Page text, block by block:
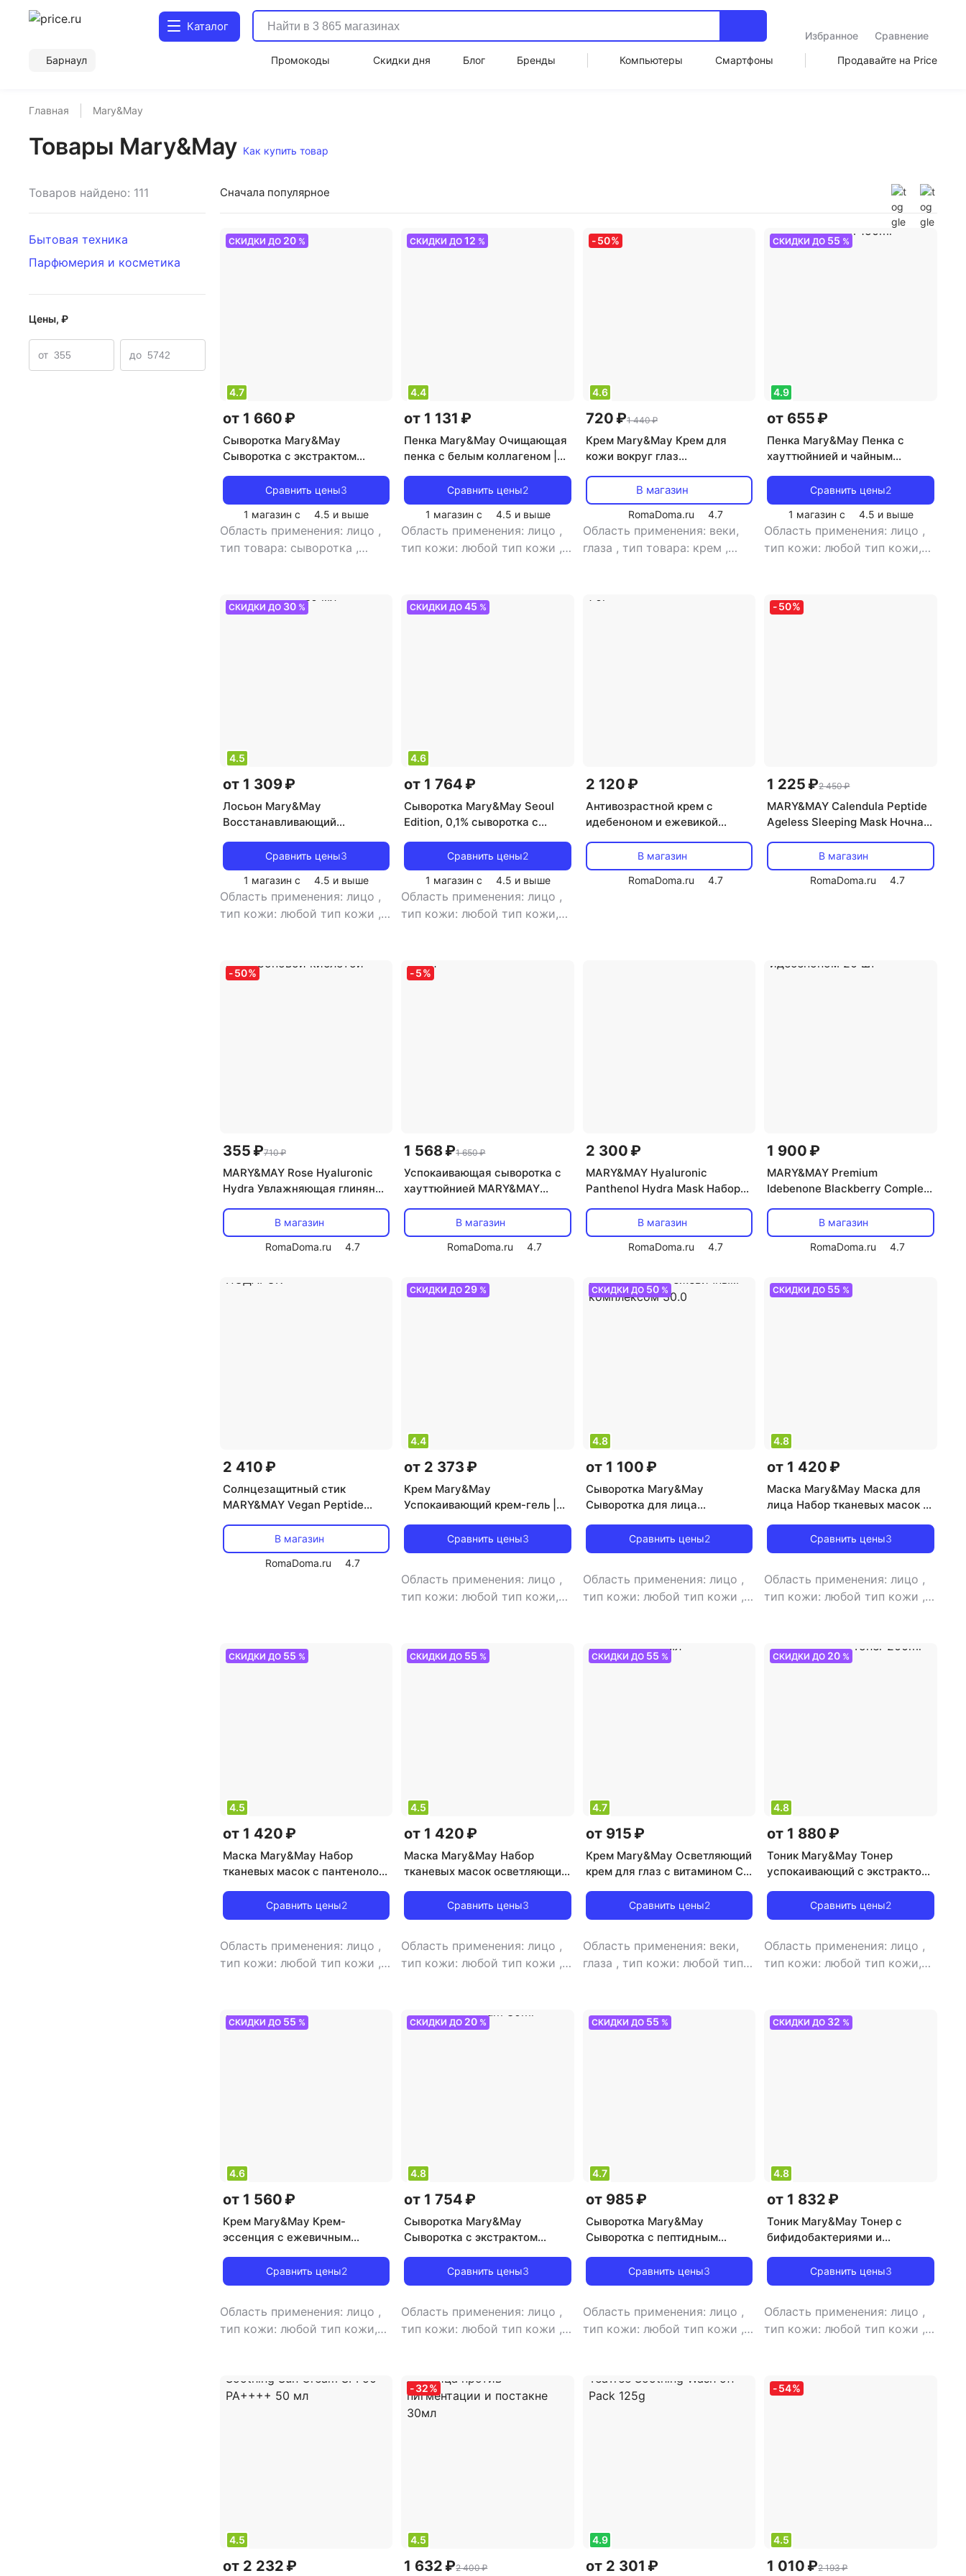
Каталог
Избранное
Сравнение
Барнаул
Промокоды Скидки дня Блог Бренды Компьютеры Смартфоны Продавайте на Price
Главная Mary&May
Товары Mary&May Как купить товар
Товаров найдено: 111
Бытовая техника
Парфюмерия и косметика
Цены, ₽
от до
Сначала популярное
СКИДКИ ДО 20%
4.7
от 1 660 ₽
Сыворотка Mary&May
Сыворотка с экстрактом
Asiatica Serum 30ml
Сравнить цены3
1 магазин с
4.5 и выше
Область применения: лицо ,
тип товара: сыворотка ,
СКИДКИ ДО12 %
4.4
от 1 131 ₽
Пенка Mary&May Очищающая
пенка с белым коллагеном |
Сравнить цены2
1 магазин с
4.5 и выше
Область применения: лицо ,
тип кожи: любой тип кожи ,
-50%
4.6
720 ₽1 440 ₽
Крем Mary&May Крем для
кожи вокруг глаз
Acid+ Glutathion Eye Cream
12мл
В магазин
RomaDoma.ru 4.7
Область применения: веки,
глаза , тип товара: крем ,
СКИДКИ ДО 55 %
4.9
от 655 ₽
Пенка Mary&May Пенка с
хауттюйнией и чайным
+ Tea Tree Cleansing Foam
150ml
Сравнить цены2
1 магазин с
4.5 и выше
Область применения: лицо ,
тип кожи: любой тип кожи,
анти-акне, антистресс,
очищение
СКИДКИ ДО 30%
4.5
от 1 309 ₽
Лосьон Mary&May
Восстанавливающий
витамином С Vitamin C+ Bifida
Lotion 120 мл
Сравнить цены3
1 магазин с
4.5 и выше
Область применения: лицо ,
тип кожи: любой тип кожи ,
СКИДКИ ДО45 %
4.6
от 1 764 ₽
Сыворотка Mary&May Seoul
Edition, 0,1% сыворотка с
отдушек, 80 млСравнить цены2
1 магазин с
4.5 и выше
Область применения: лицо ,
тип кожи: любой тип кожи,
акне, антивозрастной,
антистресс, избавление от
2 120 ₽
Антивозрастной крем с
идебеноном и ежевикой
Blackberry Intense Cream 70г
В магазин
RomaDoma.ru
4.7
-50%
1 225 ₽2 450 ₽
MARY&MAY Calendula Peptide
Ageless Sleeping Mask Ночная
пептидамиВ магазин
RomaDoma.ru
4.7
-50%
355 ₽710 ₽
MARY&MAY Rose Hyaluronic
Hydra Увлажняющая глиняная
В магазин
RomaDoma.ru
4.7
-5%
1 568 ₽1 650 ₽
Успокаивающая сыворотка с
хауттюйнией MARY&MAY
Serum 30млВ магазин
RomaDoma.ru
4.7
2 300 ₽
MARY&MAY Hyaluronic
Panthenol Hydra Mask Набор
пантенолом 30шт
В магазин
RomaDoma.ru
4.7
1 900 ₽
MARY&MAY Premium
Idebenone Blackberry Complex
с идебеноном 20 шт
В магазин
RomaDoma.ru
4.7
2 410 ₽
Солнцезащитный стик
MARY&MAY Vegan Peptide
PA++ 18г + Сыворотка В
ПОДАРОК
В магазин
RomaDoma.ru
4.7
СКИДКИ ДО 29 %
4.4
от 2 373 ₽
Крем Mary&May
Успокаивающий крем-гель |
Cream 70млСравнить цены3
Область применения: лицо ,
тип кожи: любой тип кожи,
анти-акне, антистресс,
питание, увлажнение
СКИДКИ ДО 50%
4.8
от 1 100 ₽
Сыворотка Mary&May
Сыворотка для лица
идебеноном и ежевичным
комплексом 30.0
Сравнить цены2
Область применения: лицо ,
тип кожи: любой тип кожи ,
питание
СКИДКИ ДО 55 %
4.8
от 1 420 ₽
Маска Mary&May Маска для
лица Набор тканевых масок c
Сравнить цены3
Область применения: лицо ,
тип кожи: любой тип кожи ,
СКИДКИ ДО 55 %
4.5
от 1 420 ₽
Маска Mary&May Набор
тканевых масок c пантенолом
Mask 30eaСравнить цены2
Область применения: лицо ,
тип кожи: любой тип кожи ,
СКИДКИ ДО 55 %
4.5
от 1 420 ₽
Маска Mary&May Набор
тканевых масок осветляющих
Brightening Mask 30ea
Сравнить цены3
Область применения: лицо ,
тип кожи: любой тип кожи ,
СКИДКИ ДО 55 %
4.7
от 915 ₽
Крем Mary&May Осветляющий
крем для глаз c витамином С |
Eye Cream 30мл
Сравнить цены2
Область применения: веки,
глаза , тип кожи: любой тип
отбеливание, питание
СКИДКИ ДО 20 %
4.8
от 1 880 ₽
Тоник Mary&May Тонер
успокаивающий с экстрактом
Cica Tea Tree AHA PHA Toner
200ml
Сравнить цены2
Область применения: лицо ,
тип кожи: любой тип кожи,
антистресс
СКИДКИ ДО 55 %
4.6
от 1 560 ₽
Крем Mary&May Крем-
эссенция с ежевичным
Blackberry Complex Cream
Essence 140ml
Сравнить цены2
Область применения: лицо ,
тип кожи: любой тип кожи,
увлажнение
СКИДКИ ДО 20 %
4.8
от 1 754 ₽
Сыворотка Mary&May
Сыворотка с экстрактом
| Houttuynia Cordata + Tea
Tree Serum 30ml
Сравнить цены3
Область применения: лицо ,
тип кожи: любой тип кожи ,
СКИДКИ ДО 55 %
4.7
от 985 ₽
Сыворотка Mary&May
Сыворотка с пептидным
Complex Serum 30ml
Сравнить цены3
Область применения: лицо ,
тип кожи: любой тип кожи ,
питание
СКИДКИ ДО 32 %
4.8
от 1 832 ₽
Тоник Mary&May Тонер с
бифидобактериями и
Bifida Toner 120ml
Сравнить цены3
Область применения: лицо ,
тип кожи: любой тип кожи ,
4.5
от 2 232 ₽
-32%
4.5
1 632 ₽2 400 ₽
4.9
от 2 301 ₽
-54%
4.5
1 010 ₽2 193 ₽